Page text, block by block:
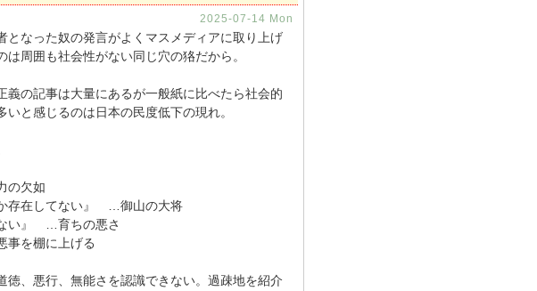
2025-07-14 Mon
なった奴の発言がよくマスメディアに取り上げ
周囲も社会性がない同じ穴の狢だから。
の記事は大量にあるが一般紙に比べたら社会的
と感じるのは日本の民度低下の現れ。
の欠如
か存在してない』 …御山の大将
ない』 …育ちの悪さ
事を棚に上げる
、悪行、無能さを認識できない。過疎地を紹介